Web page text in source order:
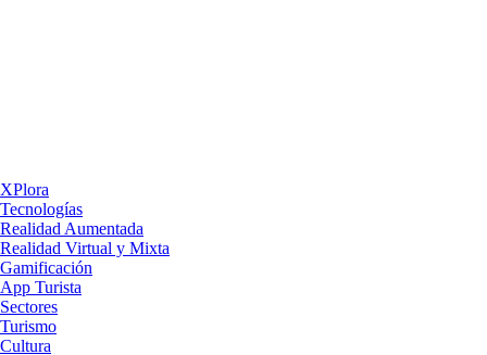
XPlora
Tecnologías
Realidad Aumentada
Realidad Virtual y Mixta
Gamificación
App Turista
Sectores
Turismo
Cultura